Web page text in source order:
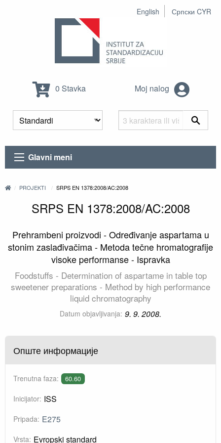
English Српски CYR
0 Stavka Moj nalog
Glavni meni
PROJEKTI SRPS EN 1378:2008/AC:2008
SRPS EN 1378:2008/AC:2008
Prehrambeni proizvodi - Određivanje aspartama u
stonim zaslađivačima - Metoda tečne hromatografije
visoke performanse - Ispravka
Foodstuffs - Determination of aspartame in table top
sweetener preparations - Method by high performance
liquid chromatography
Datum objavljivanja: 9. 9. 2008.
Опште информације
Trenutna faza: 60.60
Inicijator: ISS
Pripada: E275
Vrsta: Evropski standard